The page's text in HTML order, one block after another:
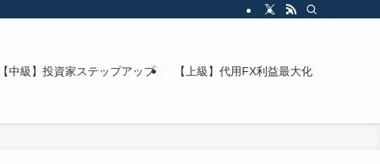
【中級】投資家ステップアップ 【上級】代用FX利益最大化